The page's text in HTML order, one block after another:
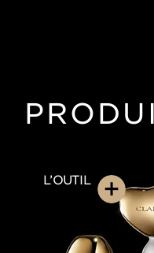
L’OUTIL
LA
Une formule
LA
LE
Un sérum anti-
LA